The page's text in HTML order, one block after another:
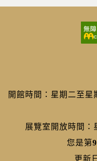
開館時間：星期二至星
展覽室開放時間：
您是第
更新